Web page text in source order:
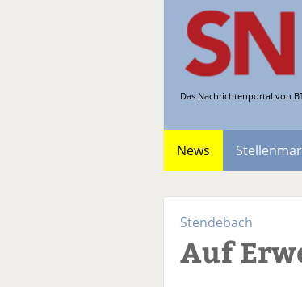
Das Nachrichtenportal von
News
Stendebach
Auf